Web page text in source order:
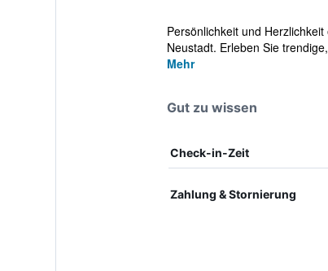
Persönlichkeit und
Neustadt. Erleben Sie
Mehr
Gut zu wissen
Check-in-Zeit
Zahlung & Stornierung